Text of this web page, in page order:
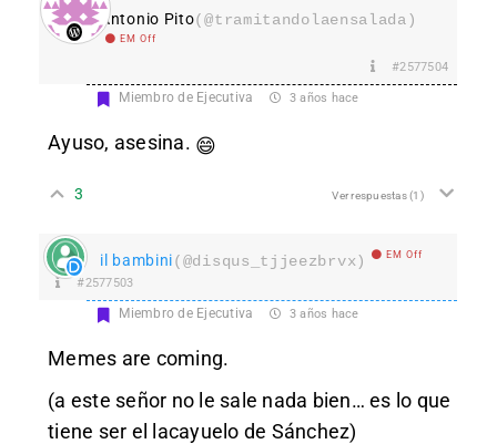
Antonio Pito(@tramitandolaensalada)
EM Off
#2577504
Miembro de Ejecutiva 3 años hace
Ayuso, asesina. 😄
3 Ver respuestas(1)
il bambini(@disqus_tjjeezbrvx) EM Off
#2577503
Miembro de Ejecutiva 3 años hace
Memes are coming.
(a este señor no le sale nada bien… es lo que
tiene ser el lacayuelo de Sánchez)